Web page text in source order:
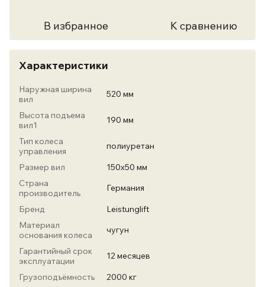
В избранное К сравнению
Характеристики
Наружная ширина
вил
520 мм
Высота подъема
вил1
190 мм
Тип колеса
управления
полиуретан
Размер вил
150х50 мм
Страна
производитель
Германия
Бренд
Leistunglift
Материал
основания колеса
чугун
Гарантийный срок
эксплуатации
12 месяцев
Грузоподъёмность
2000 кг